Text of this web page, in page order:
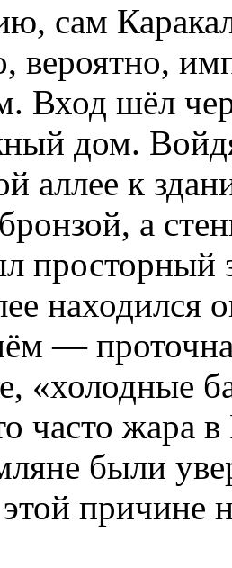
сам
вероятно,
Вход шёл
дом.
аллее к
а
просторный
находился
—
«холодные
часто жара
были
причине